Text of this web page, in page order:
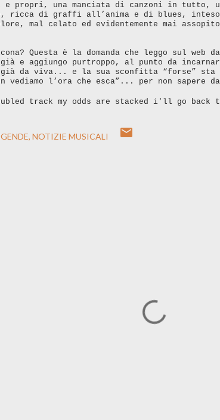
e propri, una manciata di canzoni in tutto,
ricca di graffi all’anima e di blues, inteso
mal celato ed evidentemente mai
Questa è la domanda che leggo sul
già e aggiungo purtroppo, al punto da
da viva... e la sua sconfitta “forse”
vediamo l’ora che esca”... per non sapere
track my odds are stacked i'll go back
NOTIZIE MUSICALI